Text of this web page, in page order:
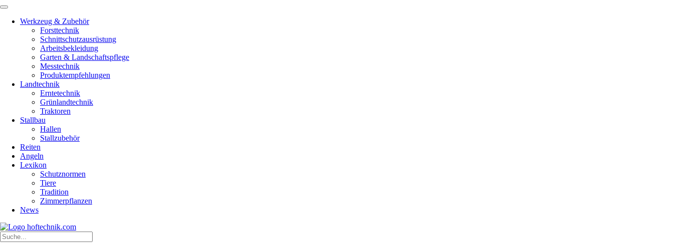
Werkzeug & Zubehör
Forsttechnik
Schnittschutzausrüstung
Arbeitsbekleidung
Garten & Landschaftspflege
Messtechnik
Produktempfehlungen
Landtechnik
Erntetechnik
Grünlandtechnik
Traktoren
Stallbau
Hallen
Stallzubehör
Reiten
Angeln
Lexikon
Schutznormen
Tiere
Tradition
Zimmerpflanzen
News